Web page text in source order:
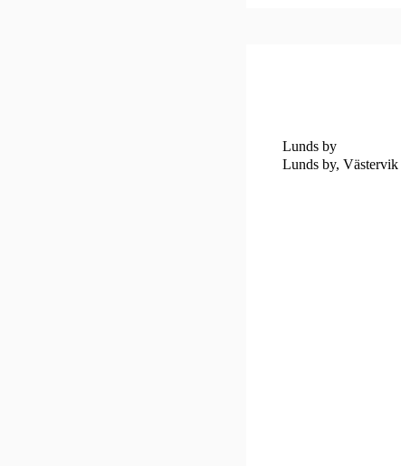
Lunds by
Lunds by, Västervik